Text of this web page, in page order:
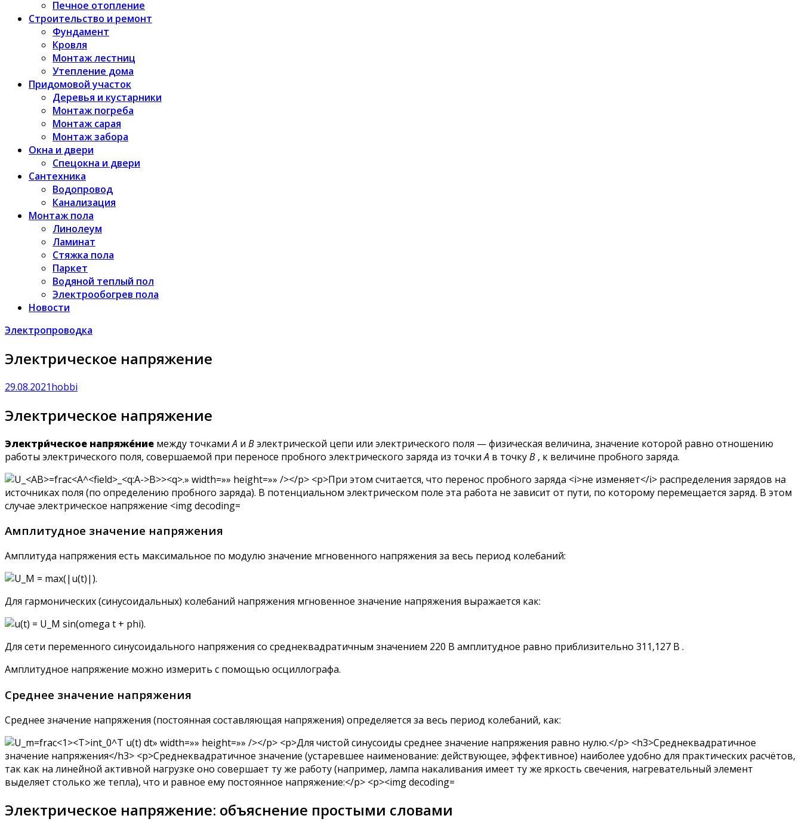
Печное отопление
Строительство и ремонт
Фундамент
Кровля
Монтаж лестниц
Утепление дома
Придомовой участок
Деревья и кустарники
Монтаж погреба
Монтаж сарая
Монтаж забора
Окна и двери
Спецокна и двери
Сантехника
Водопровод
Канализация
Монтаж пола
Линолеум
Ламинат
Стяжка пола
Паркет
Водяной теплый пол
Электрообогрев пола
Новости
Электропроводка
Электрическое напряжение
29.08.2021hobbi
Электрическое напряжение
Электри́ческое напряже́ние между точкамиA и Bэлектрической цепи или электрического поля — физическая величина, значение которой равно отношению
работы электрического поля, совершаемой при переносе пробного электрического заряда из точкиA в точкуB , к величине пробного заряда.
Амплитудное значение напряжения
Амплитуда напряжения есть максимальное по модулю значение мгновенного напряжения за весь период колебаний:
Для гармонических (синусоидальных) колебаний напряжения мгновенное значение напряжения выражается как:
Для сети переменного синусоидального напряжения со среднеквадратичным значением 220 В амплитудное равно приблизительно 311,127 В .
Амплитудное напряжение можно измерить с помощью осциллографа.
Среднее значение напряжения
Среднее значение напряжения (постоянная составляющая напряжения) определяется за весь период колебаний, как:
Электрическое напряжение: объяснение простыми словами